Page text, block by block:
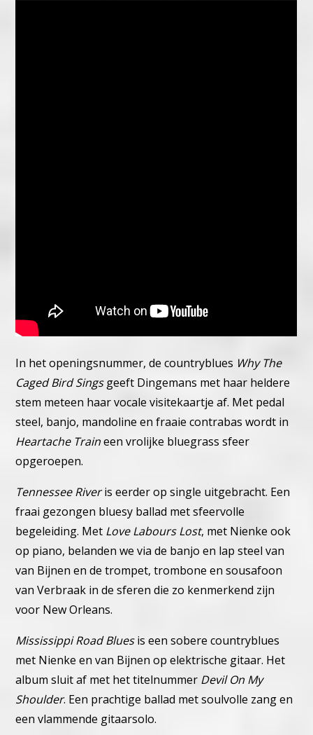
In het openingsnummer, de countryblues Why The
Caged Bird Singsgeeft Dingemans met haar heldere
stem meteen haar vocale visitekaartje af. Met pedal
steel, banjo, mandoline en fraaie contrabas wordt in
Heartache Traineen vrolijke bluegrass sfeer
opgeroepen.
Tennessee Riveris eerder op single uitgebracht. Een
fraai gezongen bluesy ballad met sfeervolle
begeleiding. Met Love Labours Lost, met Nienke ook
op piano, belanden we via de banjo en lap steel van
van Bijnen en de trompet, trombone en sousafoon
van Verbraak in de sferen die zo kenmerkend zijn
voor New Orleans.
Mississippi Road Bluesis een sobere countryblues
met Nienke en van Bijnen op elektrische gitaar. Het
album sluit af met het titelnummer Devil On My
Shoulder. Een prachtige ballad met soulvolle zang en
een vlammende gitaarsolo.